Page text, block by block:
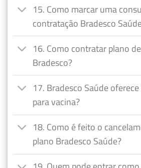
15. Como marcar uma
contratação Bradesco
16. Como contratar plano
Bradesco?
17. Bradesco Saúde
para vacina?
18. Como é feito o
plano Bradesco Saúde?